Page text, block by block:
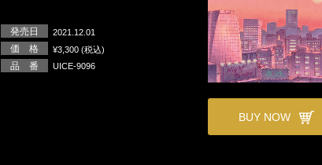
発売日 2021.12.01
価 格 ¥3,300 (税込)
品 番 UICE-9096
BUY NOW